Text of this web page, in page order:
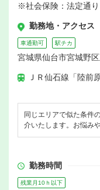
※社会保険：法定通
勤務地・アクセス
車通勤可 駅チカ
宮城県仙台市宮城野
ＪＲ仙石線「陸前
同じエリアで似た条件
介いたします。お悩み
勤務時間
残業月10ｈ以下